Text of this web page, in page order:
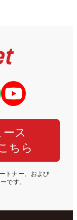
ス
ちら
トナー、および
です。